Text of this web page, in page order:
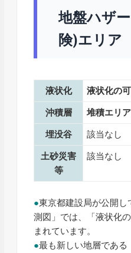
地盤ハザ
険)エリア
液状化 液状化の
沖積層 堆積エリ
埋没谷 該当なし
土砂災害
等
該当なし
●東京都建設局が公開
測図」では、「液状化
まれています。
●最も新しい地層であ